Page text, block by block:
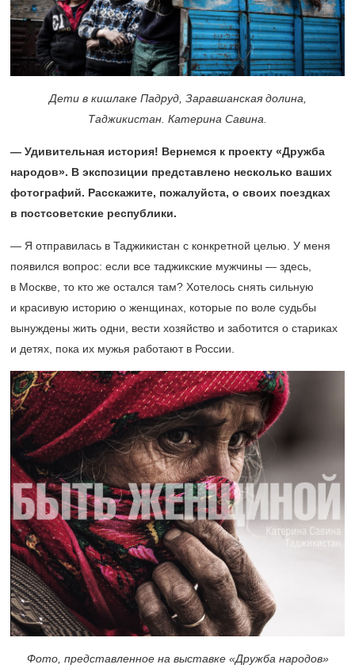
Дети в кишлаке Падруд, Заравшанская долина,
Таджикистан. Катерина Савина.
— Удивительная история! Вернемся к проекту «Дружба
народов». В экспозиции представлено несколько ваших
фотографий. Расскажите, пожалуйста, о своих поездках
в постсоветские республики.
— Я отправилась в Таджикистан с конкретной целью. У меня
появился вопрос: если все таджикские мужчины — здесь,
в Москве, то кто же остался там? Хотелось снять сильную
и красивую историю о женщинах, которые по воле судьбы
вынуждены жить одни, вести хозяйство и заботится о стариках
и детях, пока их мужья работают в России.
Фото, представленное на выставке «Дружба народов»